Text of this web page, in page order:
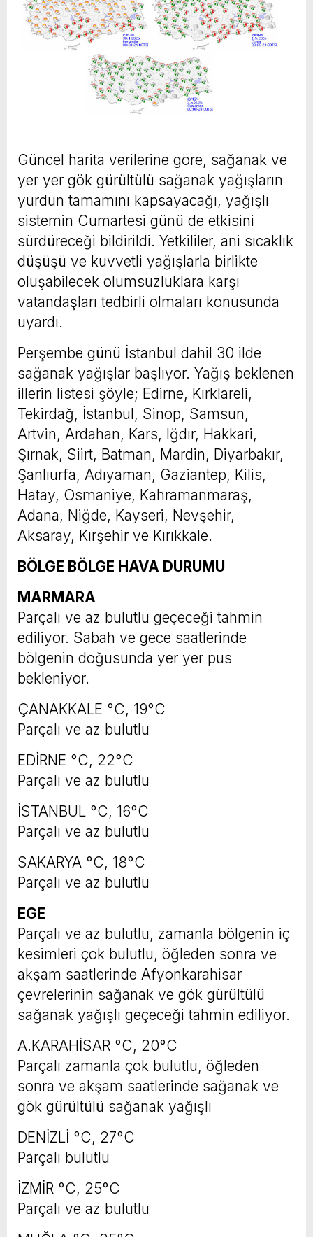
Güncel harita verilerine göre, sağanak ve
yer yer gök gürültülü sağanak yağışların
yurdun tamamını kapsayacağı, yağışlı
sistemin Cumartesi günü de etkisini
sürdüreceği bildirildi. Yetkililer, ani sıcaklık
düşüşü ve kuvvetli yağışlarla birlikte
oluşabilecek olumsuzluklara karşı
vatandaşları tedbirli olmaları konusunda
uyardı.
Perşembe günü İstanbul dahil 30 ilde
sağanak yağışlar başlıyor. Yağış beklenen
illerin listesi şöyle; Edirne, Kırklareli,
Tekirdağ, İstanbul, Sinop, Samsun,
Artvin, Ardahan, Kars, Iğdır, Hakkari,
Şırnak, Siirt, Batman, Mardin, Diyarbakır,
Şanlıurfa, Adıyaman, Gaziantep, Kilis,
Hatay, Osmaniye, Kahramanmaraş,
Adana, Niğde, Kayseri, Nevşehir,
Aksaray, Kırşehir ve Kırıkkale.
BÖLGE BÖLGE HAVA DURUMU
MARMARA
Parçalı ve az bulutlu geçeceği tahmin
ediliyor. Sabah ve gece saatlerinde
bölgenin doğusunda yer yer pus
bekleniyor.
ÇANAKKALE °C, 19°C
Parçalı ve az bulutlu
EDİRNE °C, 22°C
Parçalı ve az bulutlu
İSTANBUL °C, 16°C
Parçalı ve az bulutlu
SAKARYA °C, 18°C
Parçalı ve az bulutlu
EGE
Parçalı ve az bulutlu, zamanla bölgenin iç
kesimleri çok bulutlu, öğleden sonra ve
akşam saatlerinde Afyonkarahisar
çevrelerinin sağanak ve gök gürültülü
sağanak yağışlı geçeceği tahmin ediliyor.
A.KARAHİSAR °C, 20°C
Parçalı zamanla çok bulutlu, öğleden
sonra ve akşam saatlerinde sağanak ve
gök gürültülü sağanak yağışlı
DENİZLİ °C, 27°C
Parçalı bulutlu
İZMİR °C, 25°C
Parçalı ve az bulutlu